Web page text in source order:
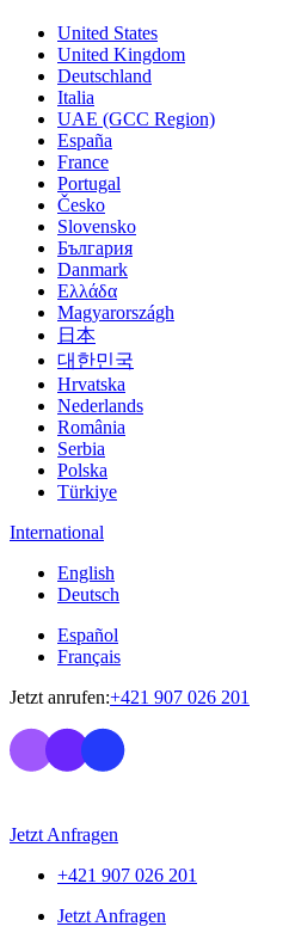
United States
United Kingdom
Deutschland
Italia
UAE (GCC Region)
España
France
Portugal
Česko
Slovensko
България
Danmark
Ελλάδα
Magyarországh
日本
대한민국
Hrvatska
Nederlands
România
Serbia
Polska
Türkiye
International
English
Deutsch
Español
Français
Jetzt anrufen:+421 907 026 201
Jetzt Anfragen
+421 907 026 201
Jetzt Anfragen